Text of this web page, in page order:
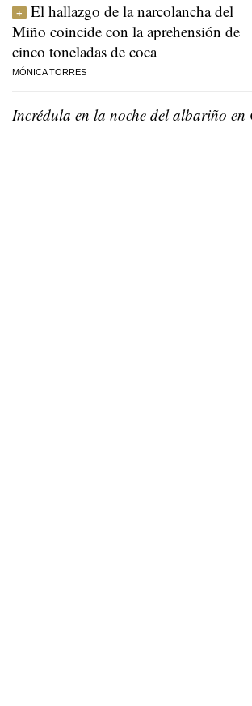
El hallazgo de la narcolancha del
Miño coincide con la aprehensión de
cinco toneladas de coca
MÓNICA TORRES
Incrédula en la noche del albariño en